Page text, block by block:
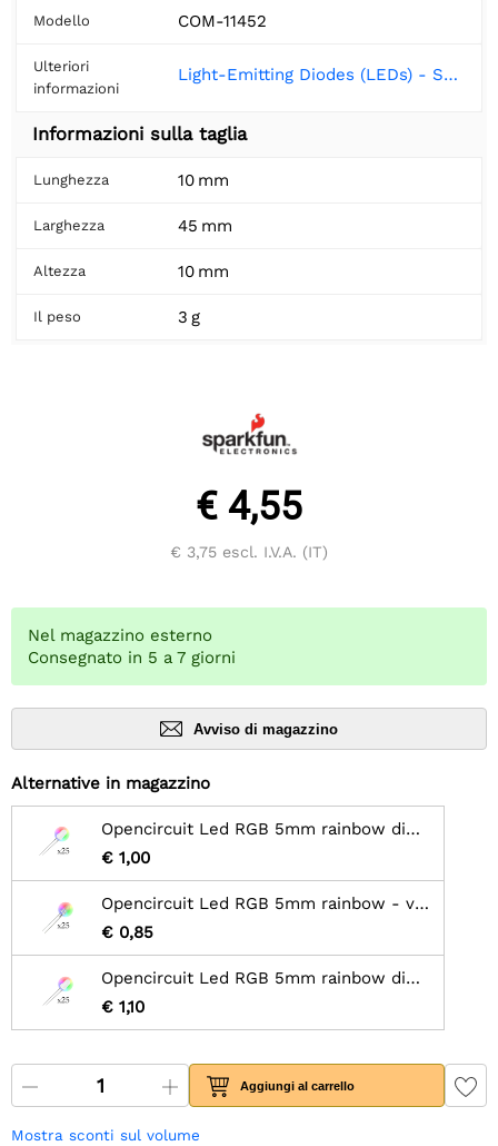
Modello COM-11452
Ulteriori
informazioni
Light-Emitting Diodes (LEDs) - SparkFun Learn
Informazioni sulla taglia
Lunghezza 10 mm
Larghezza 45 mm
Altezza 10 mm
Il peso 3 g
€ 4,55
€ 3,75 escl. I.V.A. (IT)
Nel magazzino esterno
Consegnato in 5 a 7 giorni
Avviso di magazzino
Alternative in magazzino
Opencircuit Led RGB 5mm rainbow diffusi - lenti - 25 pz
€ 1,00
Opencircuit Led RGB 5mm rainbow - veloci - 25 pezzi
€ 0,85
Opencircuit Led RGB 5mm rainbow diffusi - veloci - 25 pz
€ 1,10
Aggiungi al carrello
Mostra sconti sul volume